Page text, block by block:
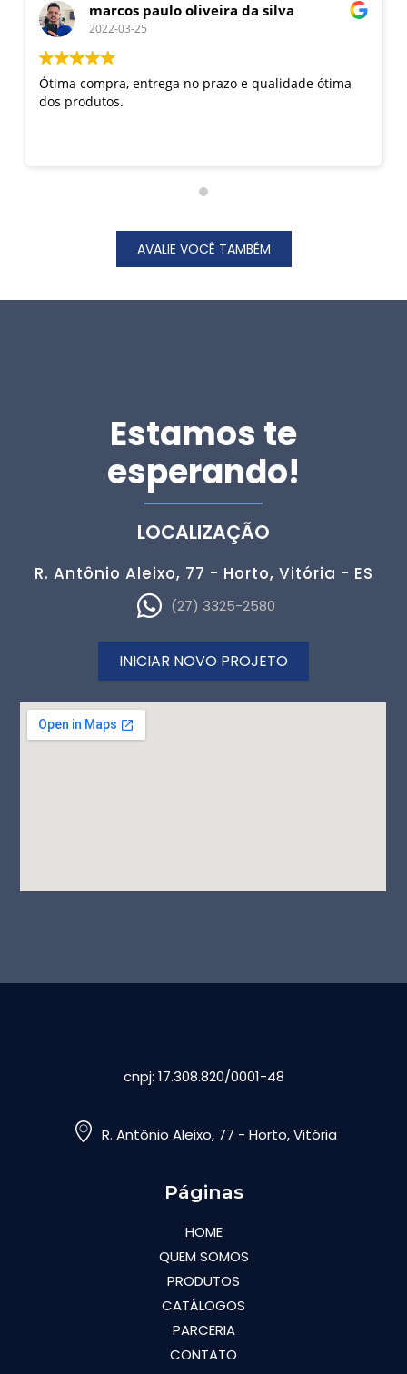
marcos paulo oliveira da silva
2022-03-25
Ótima compra, entrega no prazo e qualidade ótima
dos produtos.
AVALIE VOCÊ TAMBÉM
Estamos te
esperando!
LOCALIZAÇÃO
R. Antônio Aleixo, 77 - Horto, Vitória - ES
(27) 3325-2580
INICIAR NOVO PROJETO
cnpj: 17.308.820/0001-48
R. Antônio Aleixo, 77 - Horto, Vitória
Páginas
HOME
QUEM SOMOS
PRODUTOS
CATÁLOGOS
PARCERIA
CONTATO